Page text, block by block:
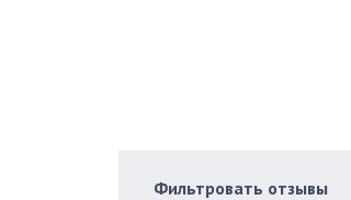
Фильтровать отзывы